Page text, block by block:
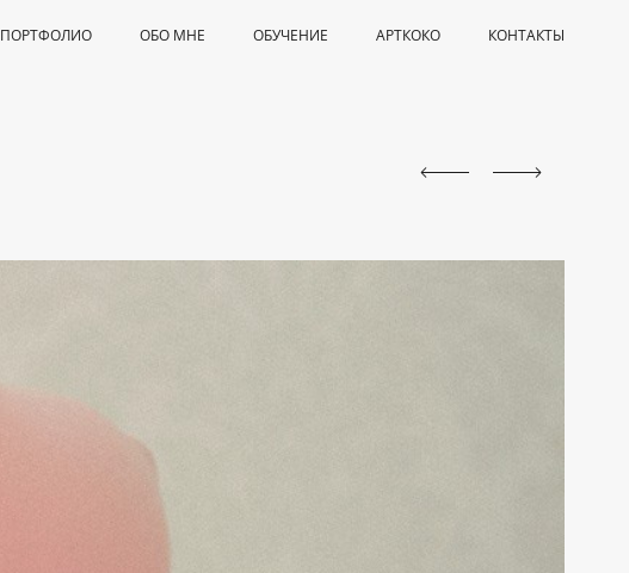
ПОРТФОЛИО ОБО МНЕ ОБУЧЕНИЕ АРТКОКО КОНТАКТЫ